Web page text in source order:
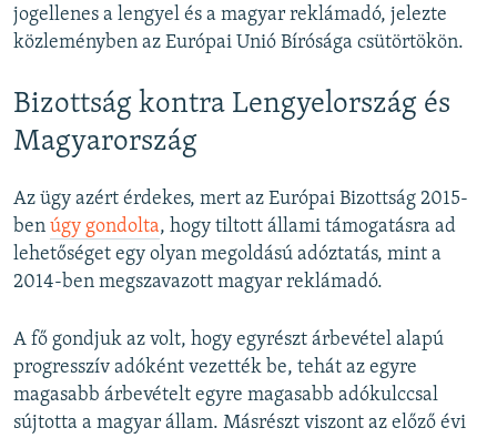
jogellenes a lengyel és a magyar reklámadó, jelezte
közleményben az Európai Unió Bírósága csütörtökön.
Bizottság kontra Lengyelország és
Magyarország
Az ügy azért érdekes, mert az Európai Bizottság 2015-
ben úgy gondolta, hogy tiltott állami támogatásra ad
lehetőséget egy olyan megoldású adóztatás, mint a
2014-ben megszavazott magyar reklámadó.
A fő gondjuk az volt, hogy egyrészt árbevétel alapú
progresszív adóként vezették be, tehát az egyre
magasabb árbevételt egyre magasabb adókulccsal
sújtotta a magyar állam. Másrészt viszont az előző évi